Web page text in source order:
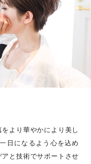
より華やかにより美し
日になるよう心を込め
と技術でサポートさせ